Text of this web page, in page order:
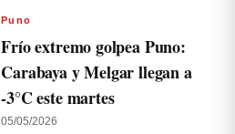
Puno
Frío extremo golpea Puno:
Carabaya y Melgar llegan a
-3°C este martes
05/05/2026